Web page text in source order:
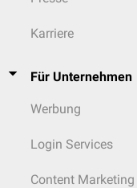
Karriere
Für Unternehmen
Werbung
Login Services
Content Marketing